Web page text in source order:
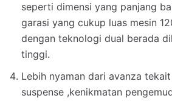
seperti dimensi yang panjang
garasi yang cukup luas mesin
dengan teknologi dual berada
tinggi.
Lebih nyaman dari avanza
suspense ,kenikmatan